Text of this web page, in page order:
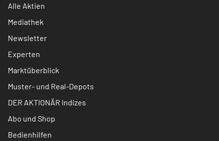
Alle Aktien
Mediathek
Newsletter
Experten
Marktüberblick
Muster- und Real-Depots
DER AKTIONÄR Indizes
Abo und Shop
Bedienhilfen